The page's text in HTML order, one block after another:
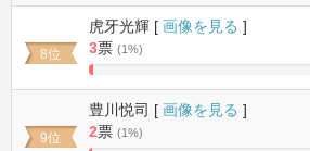
8位
虎牙光輝 [ 画像を見る ]
3票 (1%)
1.4018691588785%
9位
豊川悦司 [ 画像を見る ]
2票 (1%)